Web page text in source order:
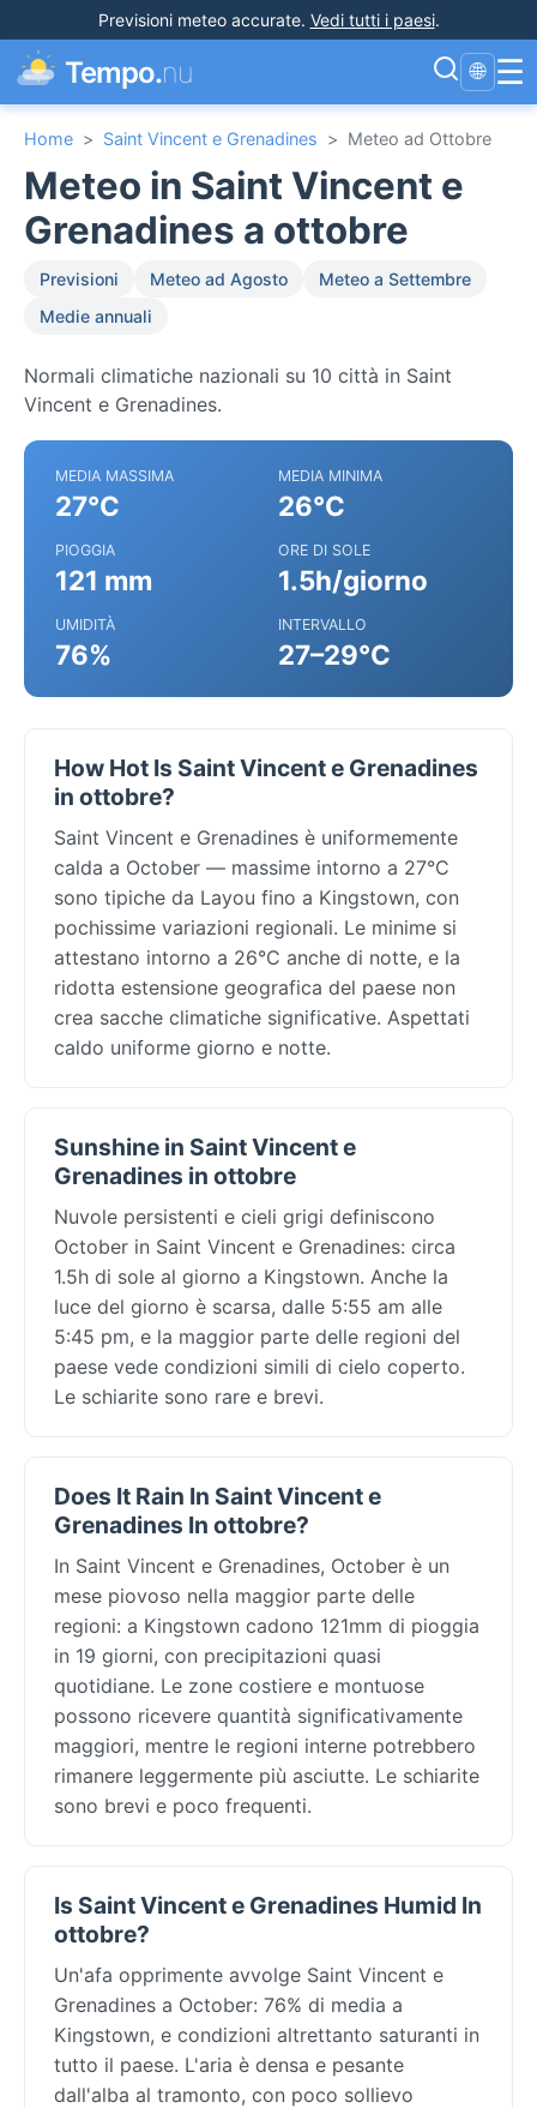
Previsioni meteo accurate. Vedi tutti i paesi.
Tempo.nu 🌐 ☰
Home > Saint Vincent e Grenadines > Meteo ad Ottobre
Meteo in Saint Vincent e
Grenadines a ottobre
Previsioni Meteo ad Agosto
Meteo a Settembre
Medie annuali
Normali climatiche nazionali su 10 città in Saint
Vincent e Grenadines.
MEDIA MASSIMA
27°C
MEDIA MINIMA
26°C
PIOGGIA
121 mm
ORE DI SOLE
1.5h/giorno
UMIDITÀ
76%
INTERVALLO
27–29°C
How Hot Is Saint Vincent e Grenadines
in ottobre?
Saint Vincent e Grenadines è uniformemente
calda a October — massime intorno a 27°C
sono tipiche da Layou fino a Kingstown, con
pochissime variazioni regionali. Le minime si
attestano intorno a 26°C anche di notte, e la
ridotta estensione geografica del paese non
crea sacche climatiche significative. Aspettati
caldo uniforme giorno e notte.
Sunshine in Saint Vincent e
Grenadines in ottobre
Nuvole persistenti e cieli grigi definiscono
October in Saint Vincent e Grenadines: circa
1.5h di sole al giorno a Kingstown. Anche la
luce del giorno è scarsa, dalle 5:55 am alle
5:45 pm, e la maggior parte delle regioni del
paese vede condizioni simili di cielo coperto.
Le schiarite sono rare e brevi.
Does It Rain In Saint Vincent e
Grenadines In ottobre?
In Saint Vincent e Grenadines, October è un
mese piovoso nella maggior parte delle
regioni: a Kingstown cadono 121mm di pioggia
in 19 giorni, con precipitazioni quasi
quotidiane. Le zone costiere e montuose
possono ricevere quantità significativamente
maggiori, mentre le regioni interne potrebbero
rimanere leggermente più asciutte. Le schiarite
sono brevi e poco frequenti.
Is Saint Vincent e Grenadines Humid In
ottobre?
Un'afa opprimente avvolge Saint Vincent e
Grenadines a October: 76% di media a
Kingstown, e condizioni altrettanto saturanti in
tutto il paese. L'aria è densa e pesante
dall'alba al tramonto, con poco sollievo